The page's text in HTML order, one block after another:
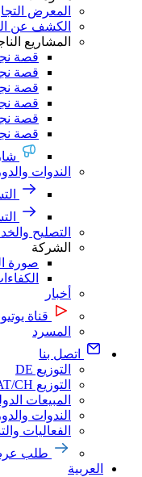
المعرض
الكشف عن
المشاريع
قصة
قصة
قصة
قصة
قصة
قصة
الندوات
التصليح
الشركة
صورة
أخبار
قناة يوتيوب
المسرد
اتصل بنا
التوزيع DE
التوزيع AT/CH
المبيعات
الندوات
الفعاليات
طلب عرض
العربية‏